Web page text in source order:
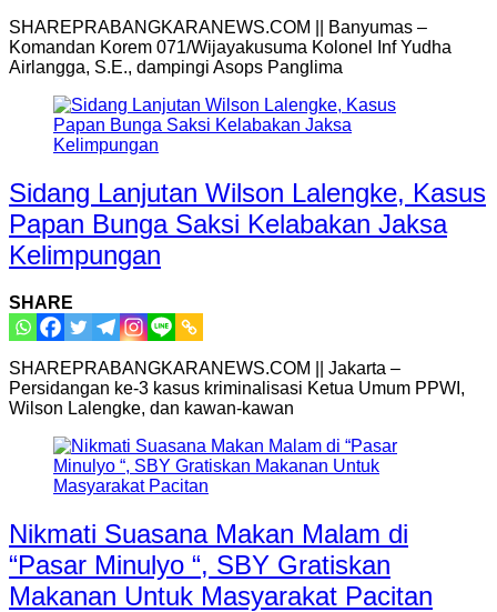
SHAREPRABANGKARANEWS.COM || Banyumas –
Komandan Korem 071/Wijayakusuma Kolonel Inf Yudha
Airlangga, S.E., dampingi Asops Panglima
Sidang Lanjutan Wilson Lalengke, Kasus
Papan Bunga Saksi Kelabakan Jaksa
Kelimpungan
SHARE
SHAREPRABANGKARANEWS.COM || Jakarta –
Persidangan ke-3 kasus kriminalisasi Ketua Umum PPWI,
Wilson Lalengke, dan kawan-kawan
Nikmati Suasana Makan Malam di
“Pasar Minulyo “, SBY Gratiskan
Makanan Untuk Masyarakat Pacitan